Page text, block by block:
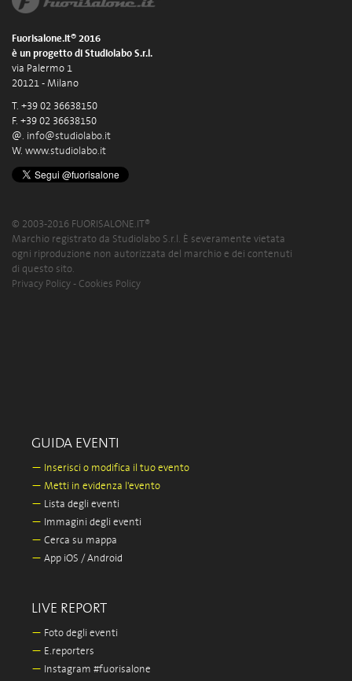
Fuorisalone.it® 2016
è un progetto di Studiolabo S.r.l.
via Palermo 1
20121 - Milano
T. +39 02 36638150
F. +39 02 36638150
@. info@studiolabo.it
W. www.studiolabo.it
© 2003-2016 FUORISALONE.IT®
Marchio registrato da Studiolabo S.r.l. È severamente vietata
ogni riproduzione non autorizzata del marchio e dei contenuti
di questo sito.
Privacy Policy - Cookies Policy
GUIDA EVENTI
— Inserisci o modifica il tuo evento
— Metti in evidenza l'evento
— Lista degli eventi
— Immagini degli eventi
— Cerca su mappa
— App iOS / Android
LIVE REPORT
— Foto degli eventi
— E.reporters
— Instagram #fuorisalone